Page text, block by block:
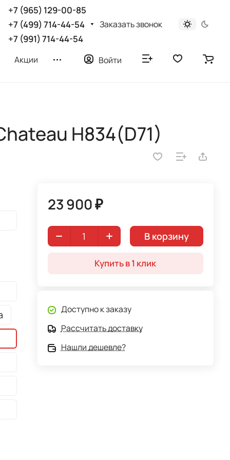
+7 (965) 129-00-85
+7 (499) 714-44-54
+7 (991) 714-44-54
Заказать звонок
Акции Войти
H834(D71)
23 900 ₽
В корзину
Купить в 1 клик
Доступно к заказу
Рассчитать доставку
Нашли дешевле?